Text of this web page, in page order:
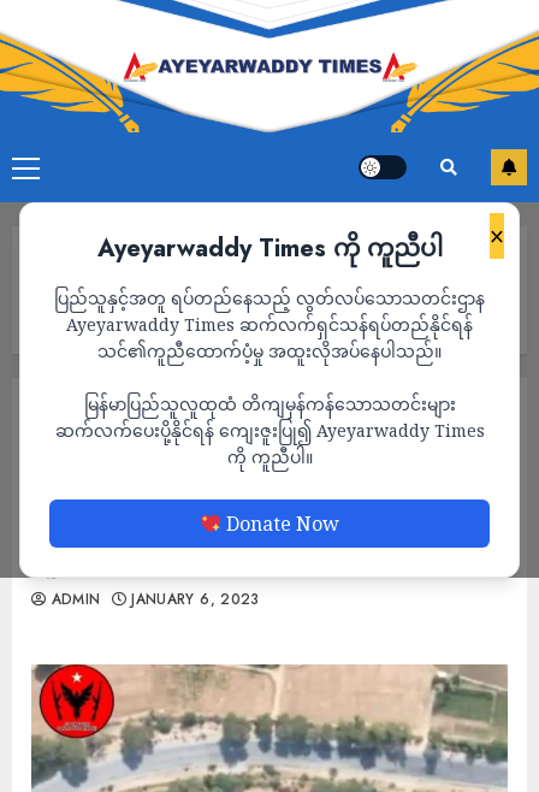
×
Ayeyarwaddy Times ကို ကူညီပါ
ပြည်သူနှင့်အတူ ရပ်တည်နေသည့် လွတ်လပ်သောသတင်းဌာန
Ayeyarwaddy Times ဆက်လက်ရှင်သန်ရပ်တည်နိုင်ရန်
သင်၏ကူညီထောက်ပံ့မှု အထူးလိုအပ်နေပါသည်။
မြန်မာပြည်သူလူထုထံ တိကျမှန်ကန်သောသတင်းများ
ဆက်လက်ပေးပို့နိုင်ရန် ကျေးဇူးပြု၍ Ayeyarwaddy Times
ကို ကူညီပါ။
Donate Now
တိုက်ခိုက်ခံရလို့ အရာရှိ တစ်ဦးအပါအဝင် ၁၀ ဦးသေဆုံးပြီး ဒဏ်ရာရ
သူများပြား
မန္တလေး မြောင်လမ်းခွဲအနီးက စစ်ကောင်စီ
တပ်သားတွေ ဒရုန်းဖြင့်တိုက်ခိုက်ခံရလို့ အရာရှိ
တစ်ဦးအပါအဝင် ၁၀ ဦးသေဆုံးပြီး ဒဏ်ရာရ
သူများပြား
ADMIN JANUARY 6, 2023